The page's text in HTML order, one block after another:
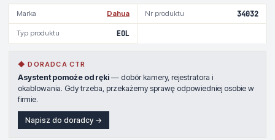
Marka Dahua Nr produktu 34032
Typ produktu EOL
◆ DORADCA CTR
Asystent pomoże od ręki — dobór kamery, rejestratora i
okablowania. Gdy trzeba, przekażemy sprawę odpowiedniej osobie w
firmie.
Napisz do doradcy →